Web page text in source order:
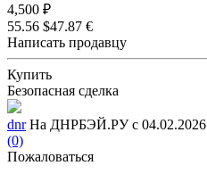
4,500 ₽
55.56 $47.87 €
Написать продавцу
Купить
Безопасная сделка
dnr На ДНРБЭЙ.РУ с 04.02.2026
(0)
Пожаловаться